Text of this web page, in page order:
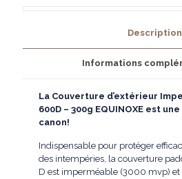
Description
Informations
La Couverture d’extérieur
600D – 300g EQUINOXE est
canon!
Indispensable pour protéger
des intempéries, la couverture
D est imperméable (3000 mvp)